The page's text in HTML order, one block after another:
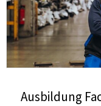
Ausbildung